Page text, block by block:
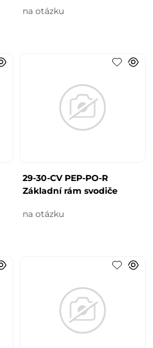
na otázku
29-30-CV PEP-PO-R
Základní rám svodiče
na otázku